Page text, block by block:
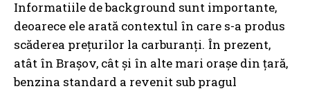
Informatiile de background sunt importante,
deoarece ele arată contextul în care s-a produs
scăderea prețurilor la carburanți. În prezent,
atât în Brașov, cât și în alte mari orașe din țară,
benzina standard a revenit sub pragul